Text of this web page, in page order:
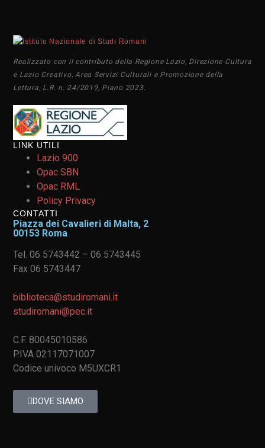
Realizzato con il contributo della Regione Lazio, Direzione Cultura
e Lazio Creativo, Area Servizi Culturali e Promozione della
Lettura, L.R. n. 24/2019, Piano 2023.
LINK UTILI
Lazio 900
Opac SBN
Opac RML
Policy Privacy
CONTATTI
Piazza dei Cavalieri di Malta, 2
00153 Roma
Tel. 06 5743442 – 06 5743445
Fax 06 5743447
biblioteca@studiromani.it
studiromani@pec.it
C.F. 80045010586
P.IVA 02117071007
Codice univoco M5UXCR1
DOVE SIAMO